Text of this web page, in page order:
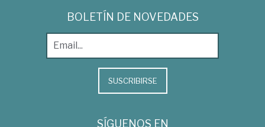
BOLETÍN DE NOVEDADES
SUSCRIBIRSE
SÍGUENOS EN